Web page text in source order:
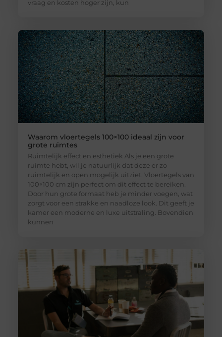
vraag en kosten hoger zijn, kun
Waarom vloertegels 100×100 ideaal zijn voor
grote ruimtes
Ruimtelijk effect en esthetiek Als je een grote
ruimte hebt, wil je natuurlijk dat deze er zo
ruimtelijk en open mogelijk uitziet. Vloertegels van
100×100 cm zijn perfect om dit effect te bereiken.
Door hun grote formaat heb je minder voegen, wat
zorgt voor een strakke en naadloze look. Dit geeft je
kamer een moderne en luxe uitstraling. Bovendien
kunnen